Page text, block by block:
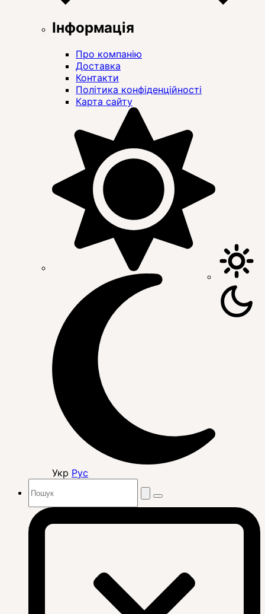
Інформація
Про компанію
Доставка
Контакти
Політика конфіденційності
Карта сайту
Укр Рус